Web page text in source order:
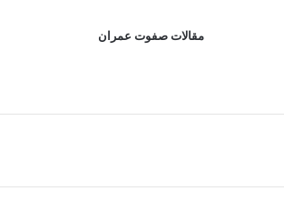
مقالات صفوت عمران